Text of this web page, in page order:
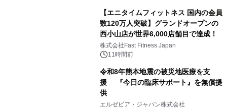
【エニタイムフィットネス 国内の会員
数120万人突破】グランドオープンの
西小山店が世界6,000店舗目で達成！
株式会社Fast Fitness Japan
11時間前
令和8年熊本地震の被災地医療を支
援 『今日の臨床サポート』を無償提
供
エルゼビア・ジャパン株式会社